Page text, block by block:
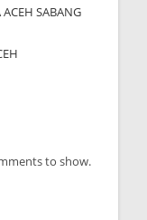
SABANG
to show.